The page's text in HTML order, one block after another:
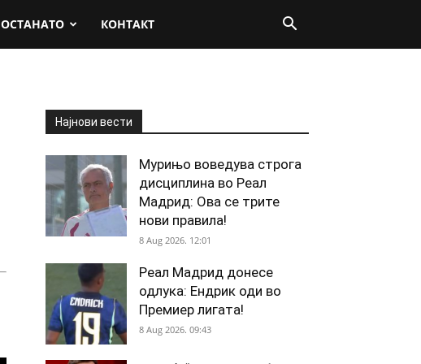
ОСТАНАТО КОНТАКТ
Најнови вести
Мурињо воведува строга
дисциплина во Реал
Мадрид: Ова се трите
нови правила!
8 Aug 2026. 12:01
Реал Мадрид донесе
одлука: Ендрик оди во
Премиер лигата!
8 Aug 2026. 09:43